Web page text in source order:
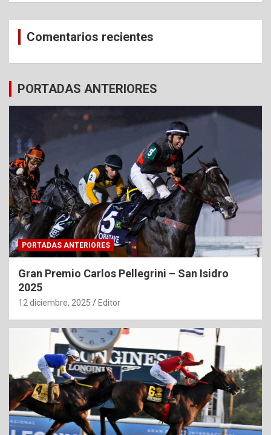
Comentarios recientes
PORTADAS ANTERIORES
PORTADAS ANTERIORES
Gran Premio Carlos Pellegrini – San Isidro
2025
12 diciembre, 2025 Editor